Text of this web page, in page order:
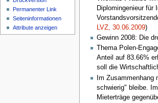
Diplomingenieur für
LVZ, 30.06.2009)
Gewinn 2008: Die
Thema Polen-
Anteil auf 83.66%
soll die
Im Zusammenhang
schwierig" bleibe.
Mieterträge
Permanenter Link
Seiten­informationen
Attribute anzeigen